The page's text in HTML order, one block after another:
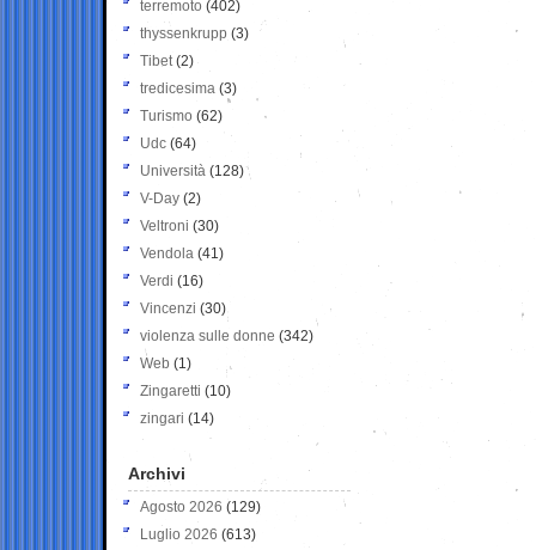
terremoto (402)
thyssenkrupp (3)
Tibet(2)
tredicesima (3)
Turismo (62)
Udc (64)
Università (128)
V-Day (2)
Veltroni (30)
Vendola (41)
Verdi (16)
Vincenzi (30)
violenza sulle donne (342)
Web (1)
Zingaretti (10)
zingari (14)
Archivi
Agosto 2026 (129)
Luglio 2026 (613)